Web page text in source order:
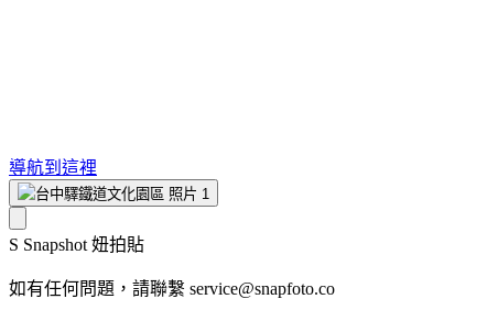
導航到這裡
S Snapshot 妞拍貼
如有任何問題，請聯繫 service@snapfoto.co